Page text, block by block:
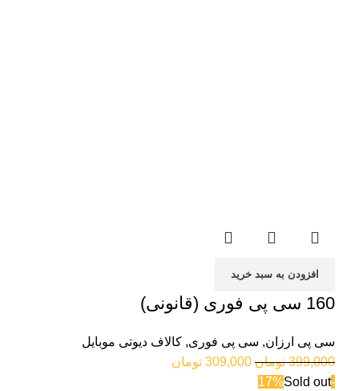
افزودن به سبد خرید
160 سی پی فوری (قانونی)
سی پی ارزان, سی پی فوری, کالاف دیوتی موبایل
399,000 تومان 309,000 تومان
-17%
Sold out